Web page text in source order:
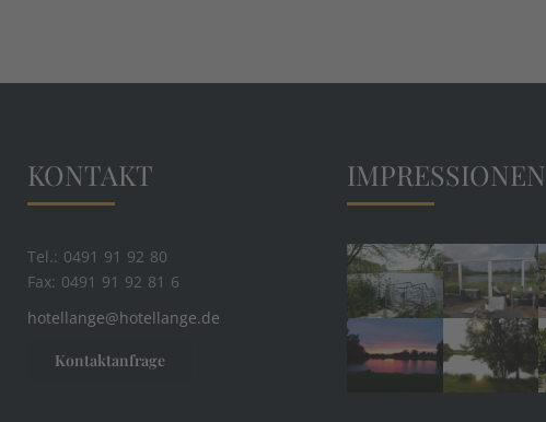
KONTAKT
Tel.: 0491 91 92 80
Fax: 0491 91 92 81 6
hotellange@hotellange.de
Kontaktanfrage
IMPRESSIONEN